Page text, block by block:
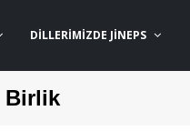
DILLERIMIZDE JİNEPS
Birlik